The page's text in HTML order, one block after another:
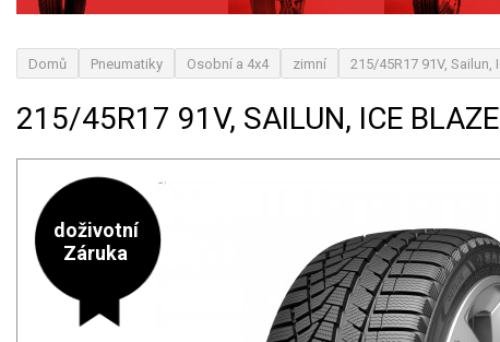
Domů Pneumatiky Osobní a 4x4 zimní 215/45R17 91V, Sailun,
215/45R17 91V, SAILUN, ICE
doživotní
Záruka